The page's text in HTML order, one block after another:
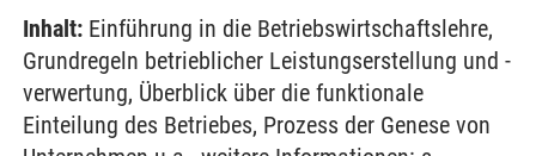
Inhalt: Einführung in die Betriebswirtschaftslehre,
Grundregeln betrieblicher Leistungserstellung und -
verwertung, Überblick über die funktionale
Einteilung des Betriebes, Prozess der Genese von